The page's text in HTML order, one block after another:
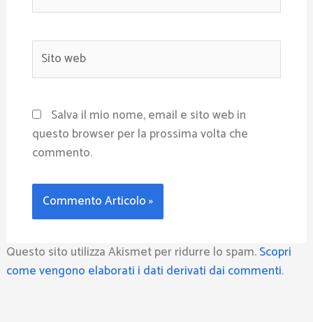
web
Salva il mio nome, email e sito web in
questo browser per la prossima volta che
commento.
Questo sito utilizza Akismet per ridurre lo spam.Scopri
come vengono elaborati i dati derivati dai commenti.